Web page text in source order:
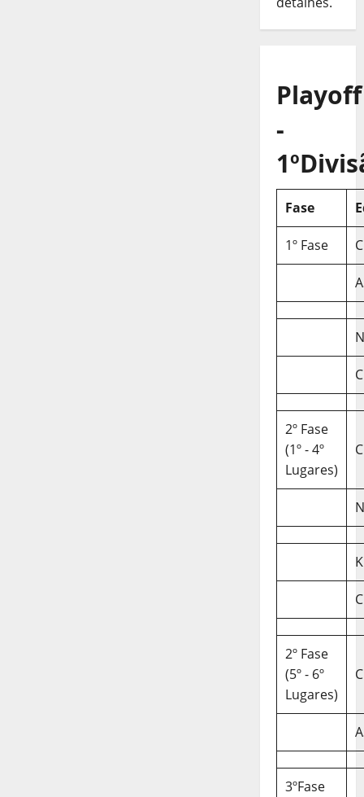
Playoff
-
Fase
1º Fase
2º Fase
(1º - 4º
Lugares)
2º Fase
(5º - 6º
Lugares)
3ºFase